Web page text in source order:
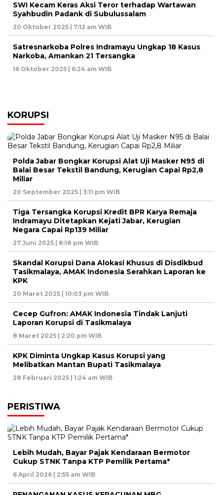
SWI Kecam Keras Aksi Teror terhadap Wartawan
Syahbudin Padank di Subulussalam
20 Oktober 2025 | 7:12 am WIB
Satresnarkoba Polres Indramayu Ungkap 18 Kasus
Narkoba, Amankan 21 Tersangka
16 Oktober 2025 | 6:24 am WIB
KORUPSI
Polda Jabar Bongkar Korupsi Alat Uji Masker N95 di
Balai Besar Tekstil Bandung, Kerugian Capai Rp2,8
Miliar
20 September 2025 | 3:11 pm WIB
Tiga Tersangka Korupsi Kredit BPR Karya Remaja
Indramayu Ditetapkan Kejati Jabar, Kerugian
Negara Capai Rp139 Miliar
27 Juni 2025 | 8:18 pm WIB
Skandal Korupsi Dana Alokasi Khusus di Disdikbud
Tasikmalaya, AMAK Indonesia Serahkan Laporan ke
KPK
20 Maret 2025 | 10:03 pm WIB
Cecep Gufron: AMAK Indonesia Tindak Lanjuti
Laporan Korupsi di Tasikmalaya
8 Maret 2025 | 2:20 pm WIB
KPK Diminta Ungkap Kasus Korupsi yang
Melibatkan Mantan Bupati Tasikmalaya
28 Februari 2025 | 1:24 am WIB
PERISTIWA
Lebih Mudah, Bayar Pajak Kendaraan Bermotor
Cukup STNK Tanpa KTP Pemilik Pertama*
6 April 2026 | 2:55 am WIB